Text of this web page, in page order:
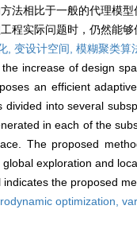
法相比于一般的代理模
程实际问题时，仍然能
, 变设计空间, 模糊聚类算
the increase of design
an efficient
divided into several
in each of the
The proposed
exploration and
indicates the proposed
optimization,